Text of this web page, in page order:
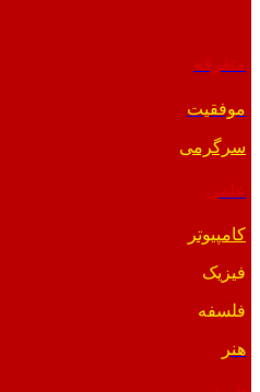
موفقیت
سرگرمی
کامپیوتر
فیزیک
فلسفه
هنر